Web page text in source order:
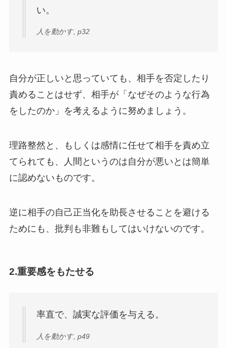
い。
人を動かす, p32
自分が正しいと思っていても、相手を否定したり
責めることはせず、相手が「なぜそのような行為
をしたのか」を考えるように努めましょう。
理路整然と、もしくは感情に任せて相手を責め立
てられても、人間というのは自分が悪いとは簡単
に認めないものです。
逆に相手の自己正当化を助長させることを避ける
ためにも、批判も非難もしてはいけないのです。
2.重要感をもたせる
率直で、誠実な評価を与える。
人を動かす, p49